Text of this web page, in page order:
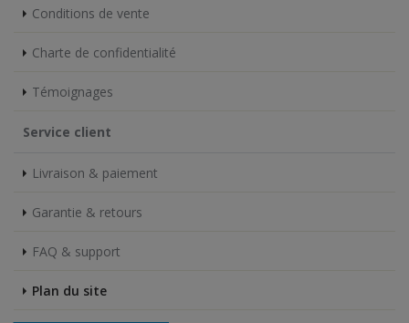
Conditions de vente
Charte de confidentialité
Témoignages
Service client
Livraison & paiement
Garantie & retours
FAQ & support
Plan du site